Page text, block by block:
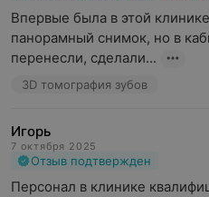
Впервые была в этой
панорамный снимок, но в
перенесли, сделали...
3D томография зубов
Игорь
7 октября 2025
Отзыв подтвержден
Персонал в клинике